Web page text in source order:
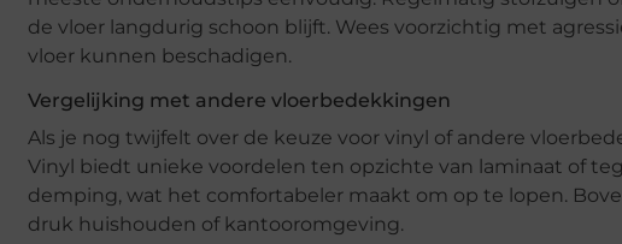
de vloer langdurig schoon blijft. Wees voorzichtig met
vloer kunnen beschadigen.
Vergelijking met andere vloerbedekkingen
Als je nog twijfelt over de keuze voor vinyl of andere
Vinyl biedt unieke voordelen ten opzichte van laminaat of
demping, wat het comfortabeler maakt om op te lopen.
druk huishouden of kantooromgeving.